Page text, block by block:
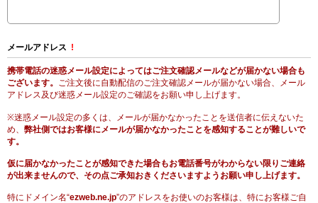
メールアドレス !
携帯電話の迷惑メール設定によってはご注文確認メールなどが届かない場合も
ございます。 ご注文後に自動配信のご注文確認メールが届かない場合、メール
アドレス及び迷惑メール設定のご確認をお願い申し上げます。
※迷惑メール設定の多くは、メールが届かなかったことを送信者に伝えないた
め、 弊社側ではお客様にメールが届かなかったことを感知することが難しいで
す。
仮に届かなかったことが感知できた場合もお電話番号がわからない限りご連絡
が出来ませんので、その点ご承知おきくださいますようお願い申し上げます。
特にドメイン名“ezweb.ne.jp”のアドレスをお使いのお客様は、特にお客様ご自